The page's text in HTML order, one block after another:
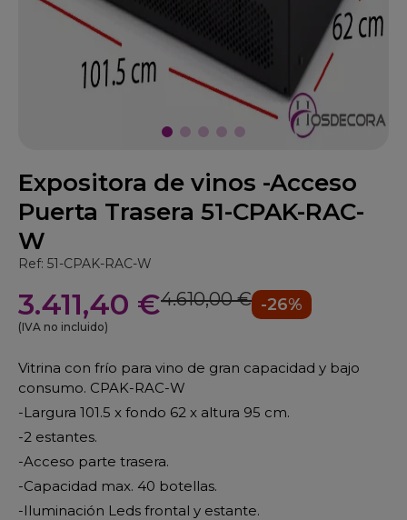
Expositora de vinos -Acceso
Puerta Trasera 51-CPAK-RAC-
W
Ref: 51-CPAK-RAC-W
3.411,40 €4.610,00 € -26%
(IVA no incluido)
Vitrina con frío para vino de gran capacidad y bajo
consumo. CPAK-RAC-W
-Largura 101.5 x fondo 62 x altura 95 cm.
-2 estantes.
-Acceso parte trasera.
-Capacidad max. 40 botellas.
-Iluminación Leds frontal y estante.